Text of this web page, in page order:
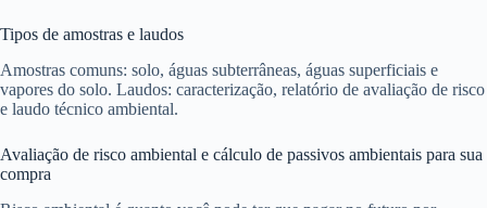
Tipos de amostras e laudos
Amostras comuns: solo, águas subterrâneas, águas superficiais e
vapores do solo. Laudos: caracterização, relatório de avaliação de risco
e laudo técnico ambiental.
Avaliação de risco ambiental e cálculo de passivos ambientais para sua
compra